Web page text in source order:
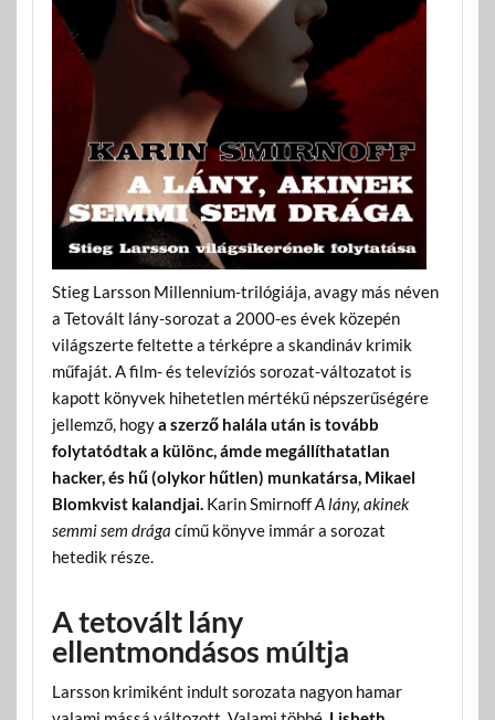
Stieg Larsson Millennium-trilógiája, avagy más néven
a Tetovált lány-sorozat a 2000-es évek közepén
világszerte feltette a térképre a skandináv krimik
műfaját. A film- és televíziós sorozat-változatot is
kapott könyvek hihetetlen mértékű népszerűségére
jellemző, hogya szerző halála után is tovább
folytatódtak a különc, ámde megállíthatatlan
hacker, és hű (olykor hűtlen) munkatársa, Mikael
Blomkvist kalandjai. Karin SmirnoffA lány, akinek
semmi sem drága című könyve immár a sorozat
hetedik része.
A tetovált lány
ellentmondásos múltja
Larsson krimiként indult sorozata nagyon hamar